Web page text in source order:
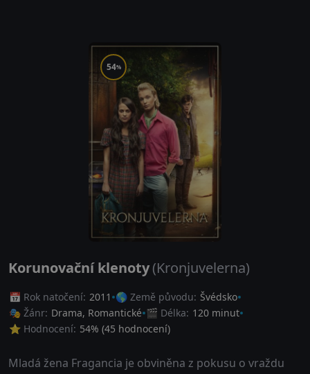
54%
Korunovační klenoty(Kronjuvelerna)
📅 Rok natočení: 2011 🌎 Země původu: Švédsko
🎭 Žánr: Drama, Romantické 🎬 Délka: 120 minut
⭐ Hodnocení: 54% (45 hodnocení)
Mladá žena Fragancia je obviněna z pokusu o vraždu